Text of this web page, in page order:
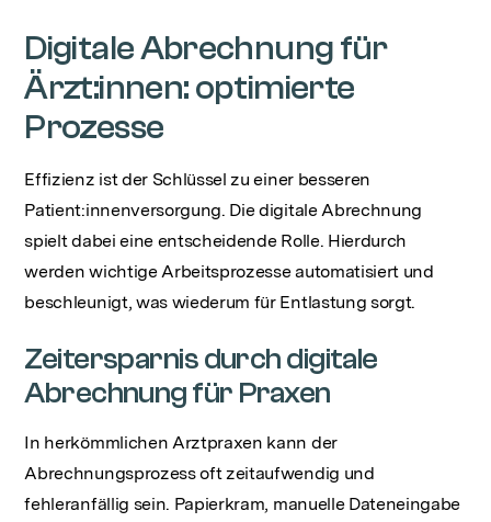
Digitale Abrechnung für
Ärzt:innen: optimierte
Prozesse
Effizienz ist der Schlüssel zu einer besseren
Patient:innenversorgung. Die digitale Abrechnung
spielt dabei eine entscheidende Rolle. Hierdurch
werden wichtige Arbeitsprozesse automatisiert und
beschleunigt, was wiederum für Entlastung sorgt.
Zeitersparnis durch digitale
Abrechnung für Praxen
In herkömmlichen Arztpraxen kann der
Abrechnungsprozess oft zeitaufwendig und
fehleranfällig sein. Papierkram, manuelle Dateneingabe